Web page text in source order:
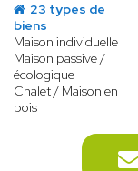
23 types de
biens
Maison individuelle
Maison passive /
écologique
Chalet / Maison en
bois